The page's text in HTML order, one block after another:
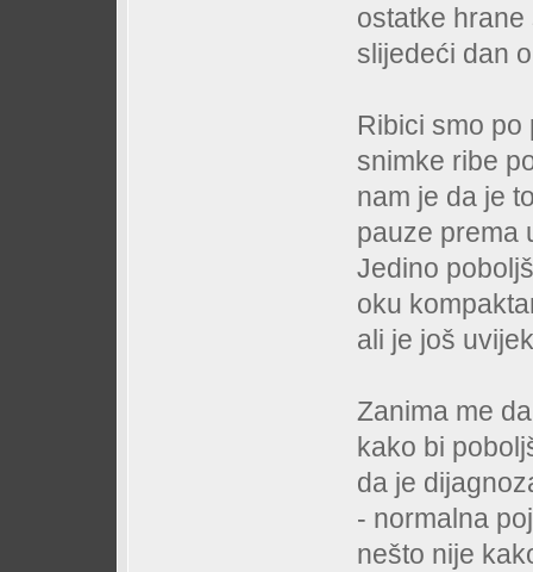
ostatke
slijedeći dan
Ribici smo
snimke ribe
nam je da je
pauze prema
Jedino
oku
ali je još
Zanima me
kako bi
da je
- normalna
nešto nije